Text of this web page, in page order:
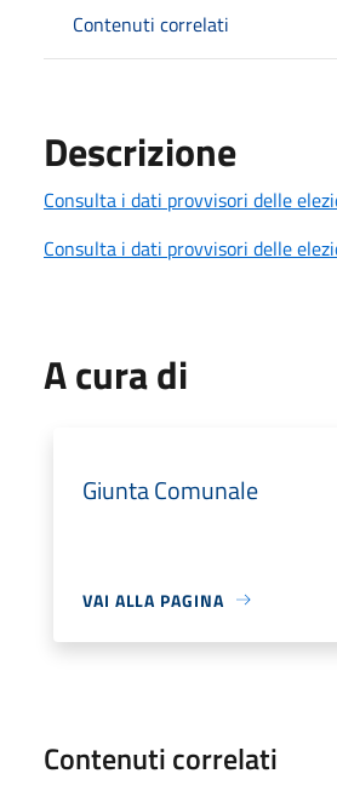
Contenuti correlati
Descrizione
Consulta i dati provvisori delle
Consulta i dati provvisori delle
A cura di
Giunta Comunale
VAI ALLA PAGINA
Contenuti correlati